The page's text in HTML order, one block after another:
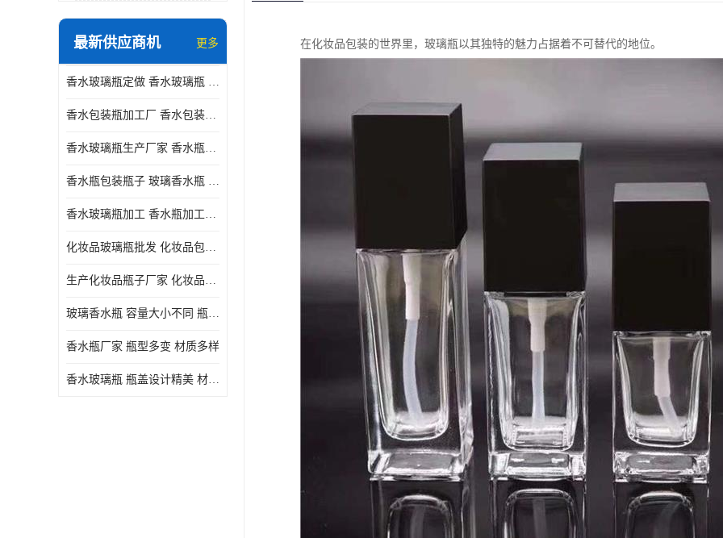
最新供应商机 更多
香水玻璃瓶定做 香水玻璃瓶 瓶型多变
香水包装瓶加工厂 香水包装瓶厂家 瓶盖设计精美
香水玻璃瓶生产厂家 香水瓶设计 通常配有喷雾器或滴管
香水瓶包装瓶子 玻璃香水瓶 材质多样
香水玻璃瓶加工 香水瓶加工厂 容量大小不同
化妆品玻璃瓶批发 化妆品包材 具有良好的密封性能
生产化妆品瓶子厂家 化妆品玻璃瓶 采用塑料或玻璃材质制成
玻璃香水瓶 容量大小不同 瓶盖设计精美
香水瓶厂家 瓶型多变 材质多样
香水玻璃瓶 瓶盖设计精美 材质多样
在化妆品包装的世界里，玻璃瓶以其独特的魅力占据着不可替代的地位。